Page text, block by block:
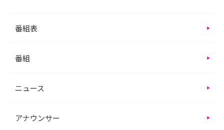
番組表
番組
ニュース
アナウンサー